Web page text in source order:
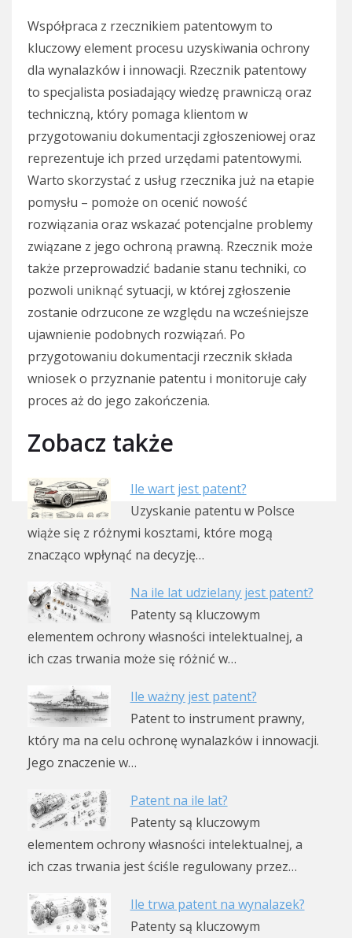
Współpraca z rzecznikiem patentowym to
kluczowy element procesu uzyskiwania ochrony
dla wynalazków i innowacji. Rzecznik patentowy
to specjalista posiadający wiedzę prawniczą oraz
techniczną, który pomaga klientom w
przygotowaniu dokumentacji zgłoszeniowej oraz
reprezentuje ich przed urzędami patentowymi.
Warto skorzystać z usług rzecznika już na etapie
pomysłu – pomoże on ocenić nowość
rozwiązania oraz wskazać potencjalne problemy
związane z jego ochroną prawną. Rzecznik może
także przeprowadzić badanie stanu techniki, co
pozwoli uniknąć sytuacji, w której zgłoszenie
zostanie odrzucone ze względu na wcześniejsze
ujawnienie podobnych rozwiązań. Po
przygotowaniu dokumentacji rzecznik składa
wniosek o przyznanie patentu i monitoruje cały
proces aż do jego zakończenia.
Zobacz także
Ile wart jest patent?
Uzyskanie patentu w Polsce
wiąże się z różnymi kosztami, które mogą
znacząco wpłynąć na decyzję…
Na ile lat udzielany jest patent?
Patenty są kluczowym
elementem ochrony własności intelektualnej, a
ich czas trwania może się różnić w…
Ile ważny jest patent?
Patent to instrument prawny,
który ma na celu ochronę wynalazków i innowacji.
Jego znaczenie w…
Patent na ile lat?
Patenty są kluczowym
elementem ochrony własności intelektualnej, a
ich czas trwania jest ściśle regulowany przez…
Ile trwa patent na wynalazek?
Patenty są kluczowym